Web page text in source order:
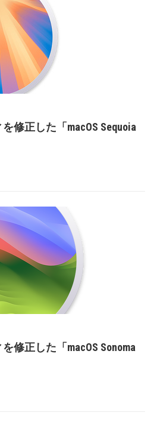
修正した「macOS Sequoia
修正した「macOS Sonoma